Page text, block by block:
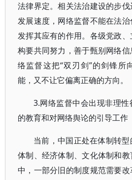
法律界定。相关法治建设的步
发展速度，网络监督不能在法
发挥其应有的作用。各级党政
构要共同努力，善于甄别网络
络监督这把“双刃剑”的剑锋所
能，又不让它偏离正确的方向。
3.网络监督中会出现非理
的教育和对网络舆论的引导工作
当前，中国正处在体制转
体制、经济体制、文化体制和
中，一部分旧的制度规范需要